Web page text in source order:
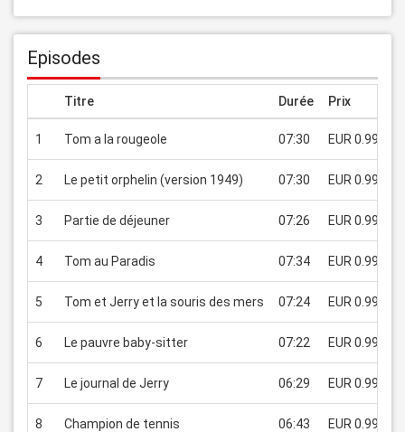
Episodes
Titre Durée Prix
1 Tom a la rougeole 07:30 EUR 0.99
2 Le petit orphelin (version 1949) 07:30 EUR 0.99
3 Partie de déjeuner 07:26 EUR 0.99
4 Tom au Paradis 07:34 EUR 0.99
5 Tom et Jerry et la souris des mers 07:24 EUR 0.99
6 Le pauvre baby-sitter 07:22 EUR 0.99
7 Le journal de Jerry 06:29 EUR 0.99
8 Champion de tennis 06:43 EUR 0.99